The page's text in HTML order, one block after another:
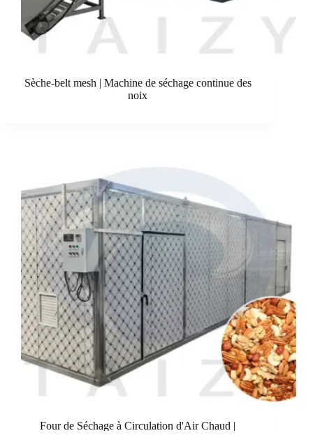
Sèche-belt mesh | Machine de séchage continue des
noix
Four de Séchage à Circulation d'Air Chaud |